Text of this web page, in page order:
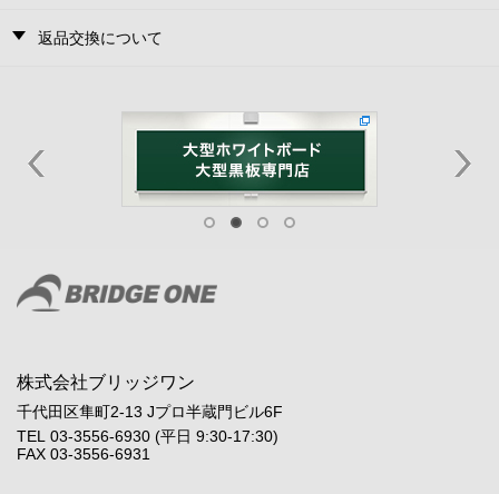
返品交換について
株式会社ブリッジワン
千代田区隼町2-13 Jプロ半蔵門ビル6F
TEL 03-3556-6930 (平日 9:30-17:30)
FAX 03-3556-6931